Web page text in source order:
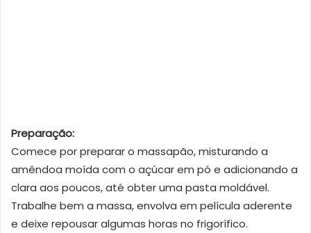
Preparação:
Comece por preparar o massapão, misturando a
amêndoa moída com o açúcar em pó e adicionando a
clara aos poucos, até obter uma pasta moldável.
Trabalhe bem a massa, envolva em película aderente
e deixe repousar algumas horas no frigorífico.